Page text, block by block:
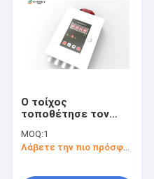
Ο τοίχος
τοποθέτησε τον
χρησιμοποιημένα 20
ανιχνευτών αερίου -
MOQ:1
Λάβετε την πιο πρόσφατη τιμή